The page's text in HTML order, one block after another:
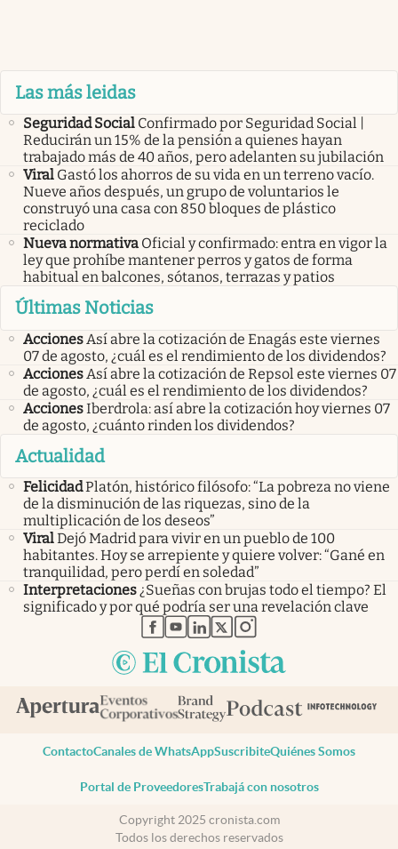
Las más leidas
Seguridad Social Confirmado por Seguridad Social |
Reducirán un 15% de la pensión a quienes hayan
trabajado más de 40 años, pero adelanten su jubilación
Viral Gastó los ahorros de su vida en un terreno vacío.
Nueve años después, un grupo de voluntarios le
construyó una casa con 850 bloques de plástico
reciclado
Nueva normativa Oficial y confirmado: entra en vigor la
ley que prohíbe mantener perros y gatos de forma
habitual en balcones, sótanos, terrazas y patios
Últimas Noticias
Acciones Así abre la cotización de Enagás este viernes
07 de agosto, ¿cuál es el rendimiento de los dividendos?
Acciones Así abre la cotización de Repsol este viernes 07
de agosto, ¿cuál es el rendimiento de los dividendos?
AccionesIberdrola: así abre la cotización hoy viernes 07
de agosto, ¿cuánto rinden los dividendos?
Actualidad
FelicidadPlatón, histórico filósofo: “La pobreza no viene
de la disminución de las riquezas, sino de la
multiplicación de los deseos”
ViralDejó Madrid para vivir en un pueblo de 100
habitantes. Hoy se arrepiente y quiere volver: “Gané en
tranquilidad, pero perdí en soledad”
Interpretaciones¿Sueñas con brujas todo el tiempo? El
significado y por qué podría ser una revelación clave
abre en nueva pestaña
abre en nueva pestaña
abre en nueva pestaña
abre en nueva pestaña
abre en nueva pestaña
ContactoCanales de WhatsAppSuscribiteQuiénes Somos
Portal de ProveedoresTrabajá con nosotros
Copyright 2025 cronista.com
Todos los derechos reservados